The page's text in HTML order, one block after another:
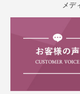
メデ